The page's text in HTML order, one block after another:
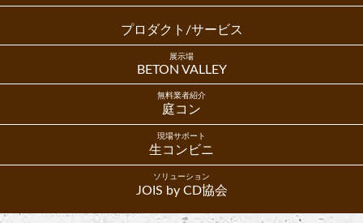
プロダクト/サービス
展示場
BETON VALLEY
無料業者紹介
庭コン
現場サポート
生コンビニ
ソリューション
JOIS by CD協会